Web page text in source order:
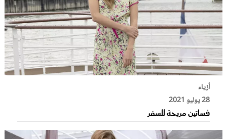
أزياء
28 يوليو 2021
فساتين مريحة للسفر